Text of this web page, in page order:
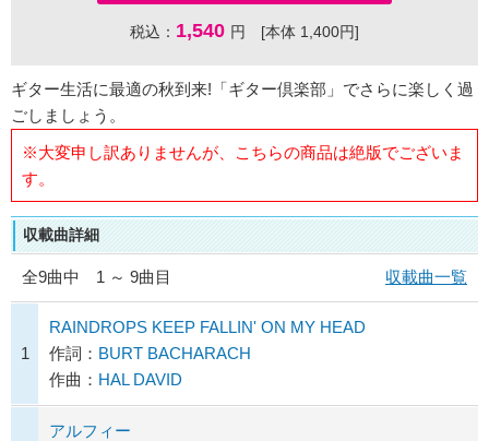
税込： 1,540 円 [本体 1,400円]
ギター生活に最適の秋到来!「ギター倶楽部」でさらに楽しく過
ごしましょう。
※大変申し訳ありませんが、こちらの商品は絶版でございま
す。
収載曲詳細
全9曲中 1 ～ 9曲目 収載曲一覧
1
RAINDROPS KEEP FALLIN' ON MY HEAD
作詞： BURT BACHARACH
作曲： HAL DAVID
アルフィー